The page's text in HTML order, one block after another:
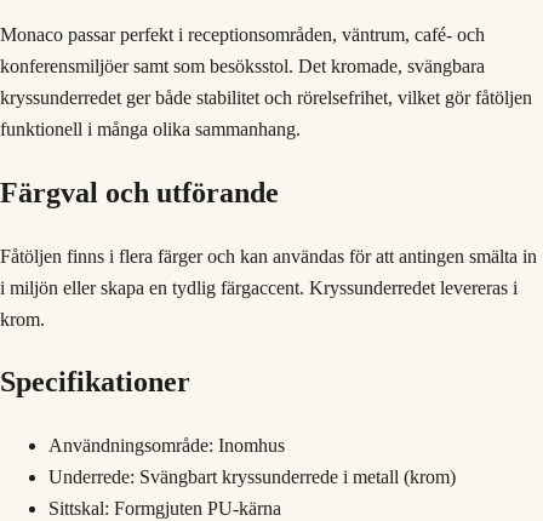
Monaco passar perfekt i receptionsområden, väntrum, café- och
konferensmiljöer samt som besöksstol. Det kromade, svängbara
kryssunderredet ger både stabilitet och rörelsefrihet, vilket gör fåtöljen
funktionell i många olika sammanhang.
Färgval och utförande
Fåtöljen finns i flera färger och kan användas för att antingen smälta in
i miljön eller skapa en tydlig färgaccent. Kryssunderredet levereras i
krom.
Specifikationer
Användningsområde: Inomhus
Underrede: Svängbart kryssunderrede i metall (krom)
Sittskal: Formgjuten PU-kärna